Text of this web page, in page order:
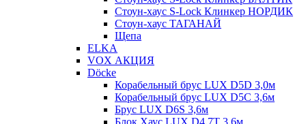
Стоун-хаус S-Lock Клинкер НОРДИК
Стоун-хаус ТАГАНАЙ
Щепа
ELKA
VOX АКЦИЯ
Döcke
Корабельный брус LUX D5D 3,0м
Корабельный брус LUX D5C 3,6м
Брус LUX D6S 3,6м
Блок Хаус LUX D4,7T 3,6м